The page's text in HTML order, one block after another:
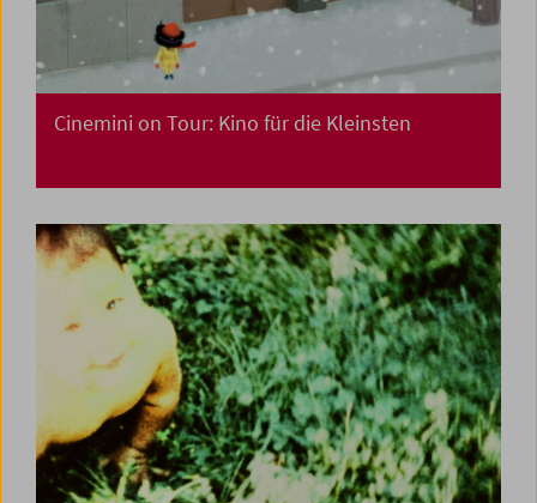
Cinemini on Tour: Kino für die Kleinsten